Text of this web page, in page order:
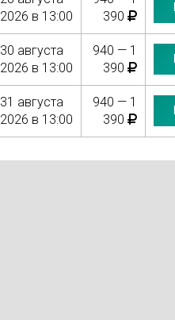
2026 в 13:00
390
30 августа
2026 в 13:00
940 — 1
390
31 августа
2026 в 13:00
940 — 1
390